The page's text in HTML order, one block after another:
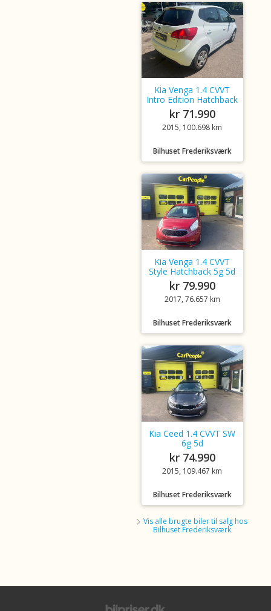
Kia Venga 1.4 CVVT
Intro Edition Hatchback
kr 71.990
2015, 100.698 km
Bilhuset Frederiksværk
Kia Venga 1.4 CVVT
Style Hatchback 5g 5d
kr 79.990
2017, 76.657 km
Bilhuset Frederiksværk
Kia Ceed 1.4 CVVT SW
6g 5d
kr 74.990
2015, 109.467 km
Bilhuset Frederiksværk
Vis alle brugte biler til salg hos
Bilhuset Frederiksværk